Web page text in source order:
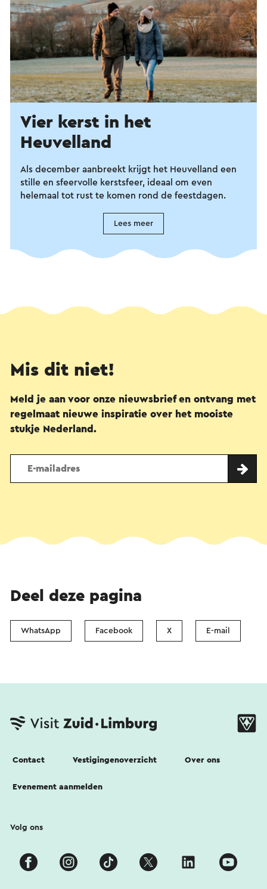
Vier kerst in het
Heuvelland
Als december aanbreekt krijgt het Heuvelland een
stille en sfeervolle kerstsfeer, ideaal om even
helemaal tot rust te komen rond de feestdagen.
Lees meer
Mis dit niet!
Meld je aan voor onze nieuwsbrief en ontvang met
regelmaat nieuwe inspiratie over het mooiste
stukje Nederland.
Deel deze pagina
WhatsApp Facebook X E-mail
Contact Vestigingenoverzicht Over ons
Evenement aanmelden
Volg ons